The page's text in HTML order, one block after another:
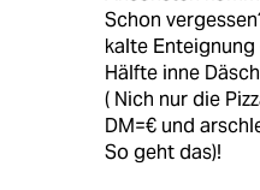
Schon
kalte
Hälfte inne
( Nich nur die
DM=€ und
So geht das)!